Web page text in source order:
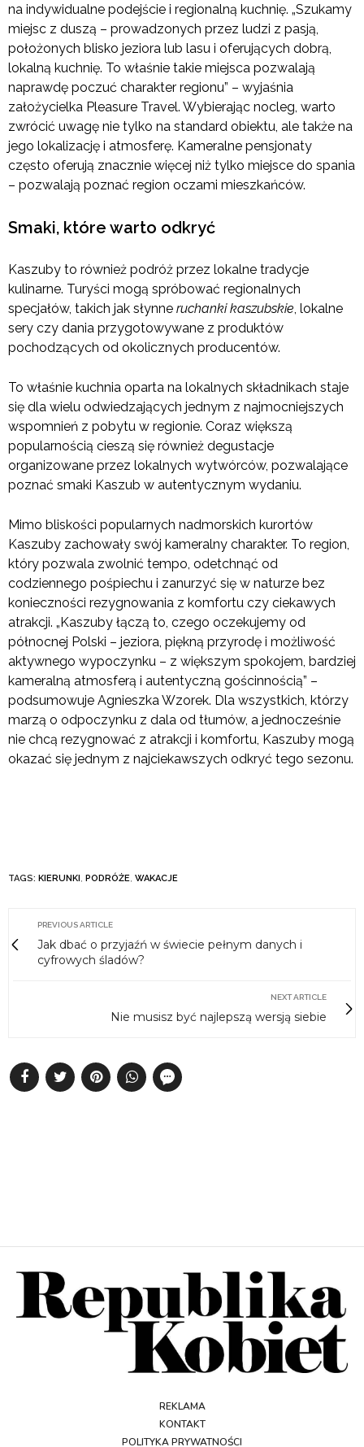
na indywidualne podejście i regionalną kuchnię. „Szukamy
miejsc z duszą – prowadzonych przez ludzi z pasją,
położonych blisko jeziora lub lasu i oferujących dobrą,
lokalną kuchnię. To właśnie takie miejsca pozwalają
naprawdę poczuć charakter regionu” – wyjaśnia
założycielka Pleasure Travel. Wybierając nocleg, warto
zwrócić uwagę nie tylko na standard obiektu, ale także na
jego lokalizację i atmosferę. Kameralne pensjonaty
często oferują znacznie więcej niż tylko miejsce do spania
– pozwalają poznać region oczami mieszkańców.
Smaki, które warto odkryć
Kaszuby to również podróż przez lokalne tradycje
kulinarne. Turyści mogą spróbować regionalnych
specjałów, takich jak słynne ruchanki kaszubskie, lokalne
sery czy dania przygotowywane z produktów
pochodzących od okolicznych producentów.
To właśnie kuchnia oparta na lokalnych składnikach staje
się dla wielu odwiedzających jednym z najmocniejszych
wspomnień z pobytu w regionie. Coraz większą
popularnością cieszą się również degustacje
organizowane przez lokalnych wytwórców, pozwalające
poznać smaki Kaszub w autentycznym wydaniu.
Mimo bliskości popularnych nadmorskich kurortów
Kaszuby zachowały swój kameralny charakter. To region,
który pozwala zwolnić tempo, odetchnąć od
codziennego pośpiechu i zanurzyć się w naturze bez
konieczności rezygnowania z komfortu czy ciekawych
atrakcji. „Kaszuby łączą to, czego oczekujemy od
północnej Polski – jeziora, piękną przyrodę i możliwość
aktywnego wypoczynku – z większym spokojem, bardziej
kameralną atmosferą i autentyczną gościnnością” –
podsumowuje Agnieszka Wzorek. Dla wszystkich, którzy
marzą o odpoczynku z dala od tłumów, a jednocześnie
nie chcą rezygnować z atrakcji i komfortu, Kaszuby mogą
okazać się jednym z najciekawszych odkryć tego sezonu.
TAGS: KIERUNKI, PODRÓŻE, WAKACJE
PREVIOUS ARTICLE
Jak dbać o przyjaźń w świecie pełnym danych i
cyfrowych śladów?
NEXT ARTICLE
Nie musisz być najlepszą wersją siebie
REKLAMA
KONTAKT
POLITYKA PRYWATNOŚCI